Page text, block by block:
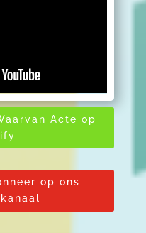
Acte op
op ons